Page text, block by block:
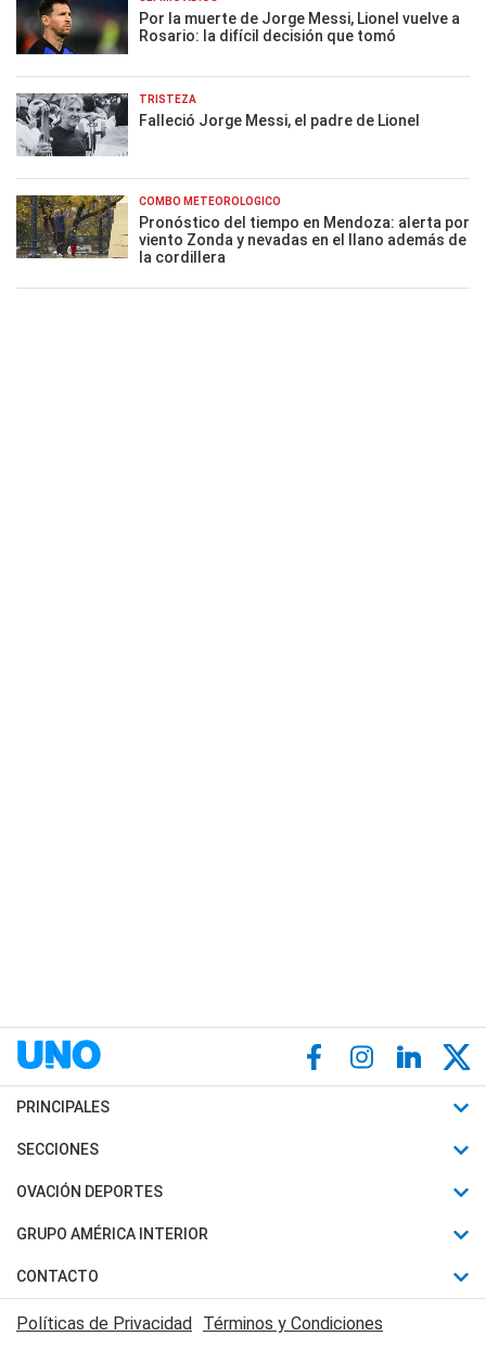
Por la muerte de Jorge Messi, Lionel vuelve a
Rosario: la difícil decisión que tomó
TRISTEZA
Falleció Jorge Messi, el padre de Lionel
COMBO METEOROLÓGICO
Pronóstico del tiempo en Mendoza: alerta por
viento Zonda y nevadas en el llano además de
la cordillera
PRINCIPALES
Últimas Noticias
Política
Judiciales
Economia
SECCIONES
Horóscopo
Motores
Trucos caseros
Series y Películas
OVACIÓN DEPORTES
Fútbol
Mundial
Automovilismo
Rugby
GRUPO AMÉRICA INTERIOR
Canal 7 en Vivo
CONTACTO
Acerca de Nosotros
Políticas de Privacidad Términos y Condiciones